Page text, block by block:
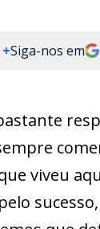
+Siga-nos em
viveu